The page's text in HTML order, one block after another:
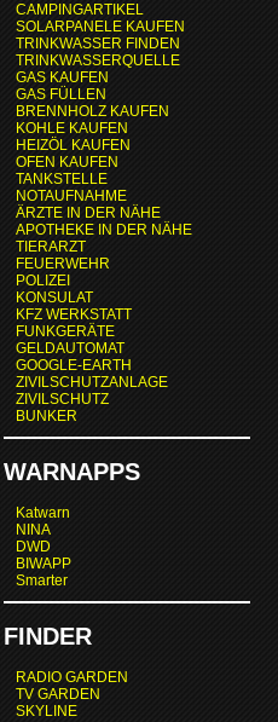
CAMPINGARTIKEL
SOLARPANELE KAUFEN
TRINKWASSER FINDEN
TRINKWASSERQUELLE
GAS KAUFEN
GAS FÜLLEN
BRENNHOLZ KAUFEN
KOHLE KAUFEN
HEIZÖL KAUFEN
OFEN KAUFEN
TANKSTELLE
NOTAUFNAHME
ÄRZTE IN DER NÄHE
APOTHEKE IN DER NÄHE
TIERARZT
FEUERWEHR
POLIZEI
KONSULAT
KFZ WERKSTATT
FUNKGERÄTE
GELDAUTOMAT
GOOGLE-EARTH
ZIVILSCHUTZANLAGE
ZIVILSCHUTZ
BUNKER
WARNAPPS
Katwarn
NINA
DWD
BIWAPP
Smarter
FINDER
RADIO GARDEN
TV GARDEN
SKYLINE